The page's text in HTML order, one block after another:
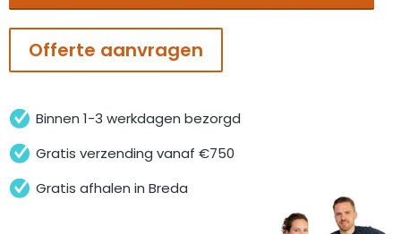
aantal
Offerte aanvragen
Binnen 1-3 werkdagen bezorgd
Gratis verzending vanaf €750
Gratis afhalen in Breda